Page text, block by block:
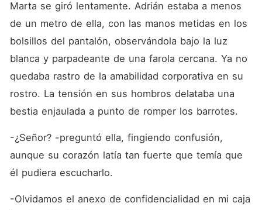
Marta se giró lentamente. Adrián estaba a menos
de un metro de ella, con las manos metidas en los
bolsillos del pantalón, observándola bajo la luz
blanca y parpadeante de una farola cercana. Ya no
quedaba rastro de la amabilidad corporativa en su
rostro. La tensión en sus hombros delataba una
bestia enjaulada a punto de romper los barrotes.
-¿Señor? -preguntó ella, fingiendo confusión,
aunque su corazón latía tan fuerte que temía que
él pudiera escucharlo.
-Olvidamos el anexo de confidencialidad en mi caja